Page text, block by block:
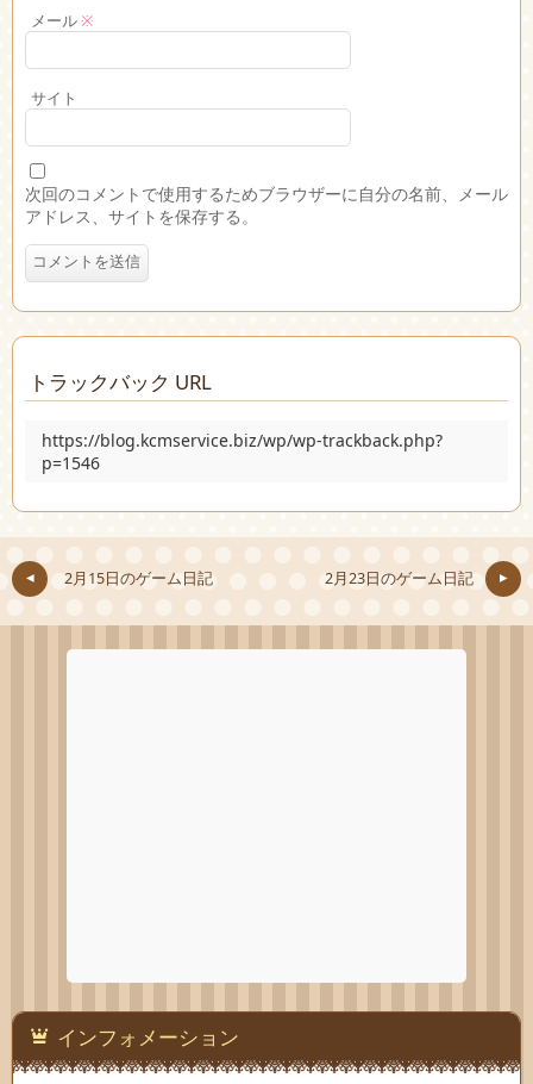
メール※
サイト
次回のコメントで使用するためブラウザーに自分の名前、メール
アドレス、サイトを保存する。
トラックバック URL
https://blog.kcmservice.biz/wp/wp-trackback.php?
p=1546
2月15日のゲーム日記 2月23日のゲーム日記
インフォメーション